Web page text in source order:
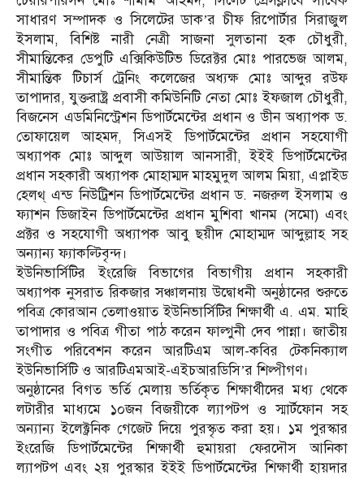
সাধারণ সম্পাদক ও সিলেটের ডাক’র চীফ রিপোর্টার সিরাজুল
ইসলাম, বিশিষ্ট নারী নেত্রী সাজনা সুলতানা হক চৌধুরী,
সীমান্তিকের ডেপুটি এক্সিকিউটিভ ডিরেক্টর মোঃ পারভেজ আলম,
সীমান্তিক টিচার্স ট্রেনিং কলেজের অধ্যক্ষ মোঃ আব্দুর রউফ
তাপাদার, যুক্তরাষ্ট্র প্রবাসী কমিউনিটি নেতা মোঃ ইফজাল চৌধুরী,
বিজনেস এডমিনিস্ট্রেশন ডিপার্টমেন্টের প্রধান ও ডীন অধ্যাপক ড.
তোফায়েল আহমদ, সিএসই ডিপার্টমেন্টের প্রধান সহযোগী
অধ্যাপক মোঃ আব্দুল আউয়াল আনসারী, ইইই ডিপার্টমেন্টের
প্রধান সহকারী অধ্যাপক মোহাম্মদ মাহমুদুল আলম মিয়া, এপ্লাইড
হেলথ্ এন্ড নিউট্রিশন ডিপার্টমেন্টের প্রধান ড. নজরুল ইসলাম ও
ফ্যাশন ডিজাইন ডিপার্টমেন্টের প্রধান মুশিবা খানম (সমো) এবং
প্রক্টর ও সহযোগী অধ্যাপক আবু ছয়ীদ মোহাম্মদ আব্দুল্লাহ সহ
অন্যান্য ফ্যাকল্টিবৃন্দ।
ইউনিভার্সিটির ইংরেজি বিভাগের বিভাগীয় প্রধান সহকারী
অধ্যাপক নুসরাত রিকজার সঞ্চালনায় উদ্বোধনী অনুষ্ঠানের শুরুতে
পবিত্র কোরআন তেলাওয়াত ইউনিভার্সিটির শিক্ষার্থী এ. এম. মাহি
তাপাদার ও পবিত্র গীতা পাঠ করেন ফাল্গুনী দেব পান্না। জাতীয়
সংগীত পরিবেশন করেন আরটিএম আল-কবির টেকনিক্যাল
ইউনিভার্সিটি ও আরটিএমআই-এইচআরডিসি’র শিল্পীগণ।
অনুষ্ঠানের বিগত ভর্তি মেলায় ভর্তিকৃত শিক্ষার্থীদের মধ্য থেকে
লটারীর মাধ্যমে ১০জন বিজয়ীকে ল্যাপটপ ও স্মার্টফোন সহ
অন্যান্য ইলেক্ট্রনিক গেজেট দিয়ে পুরস্কৃত করা হয়। ১ম পুরস্কার
ইংরেজি ডিপার্টমেন্টের শিক্ষার্থী হুমায়রা ফেরদৌস আনিকা
ল্যাপটপ এবং ২য় পুরস্কার ইইই ডিপার্টমেন্টের শিক্ষার্থী হায়দার